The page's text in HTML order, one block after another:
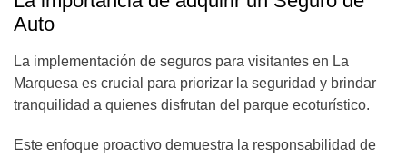
Auto
La implementación de seguros para visitantes en La
Marquesa es crucial para priorizar la seguridad y brindar
tranquilidad a quienes disfrutan del parque ecoturístico.
Este enfoque proactivo demuestra la responsabilidad de